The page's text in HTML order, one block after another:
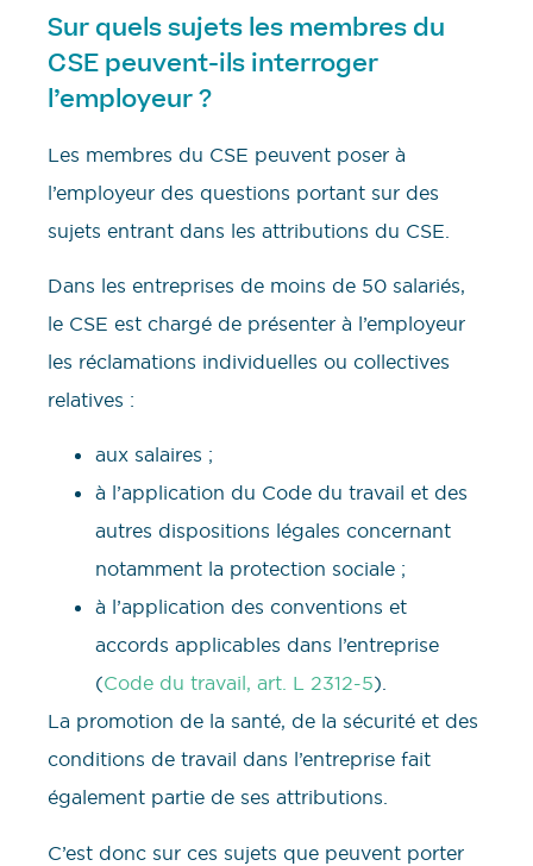
Sur quels sujets les membres du
CSE peuvent-ils interroger
l’employeur ?
Les membres du CSE peuvent poser à
l’employeur des questions portant sur des
sujets entrant dans les attributions du CSE.
Dans les entreprises de moins de 50 salariés,
le CSE est chargé de présenter à l’employeur
les réclamations individuelles ou collectives
relatives :
aux salaires ;
à l’application du Code du travail et des
autres dispositions légales concernant
notamment la protection sociale ;
à l’application des conventions et
accords applicables dans l’entreprise
(Code du travail, art. L 2312-5).
La promotion de la santé, de la sécurité et des
conditions de travail dans l’entreprise fait
également partie de ses attributions.
C’est donc sur ces sujets que peuvent porter